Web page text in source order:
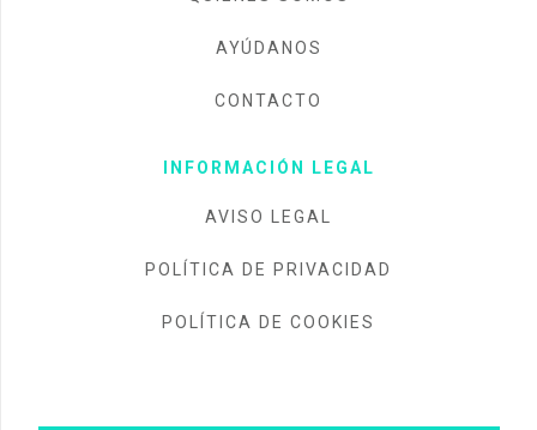
AYÚDANOS
CONTACTO
INFORMACIÓN LEGAL
AVISO LEGAL
POLÍTICA DE PRIVACIDAD
POLÍTICA DE COOKIES